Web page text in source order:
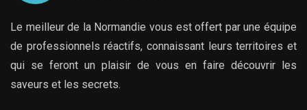
Le meilleur de la Normandie vous est offert par une équipe
de professionnels réactifs, connaissant leurs territoires et
qui se feront un plaisir de vous en faire découvrir les
saveurs et les secrets.